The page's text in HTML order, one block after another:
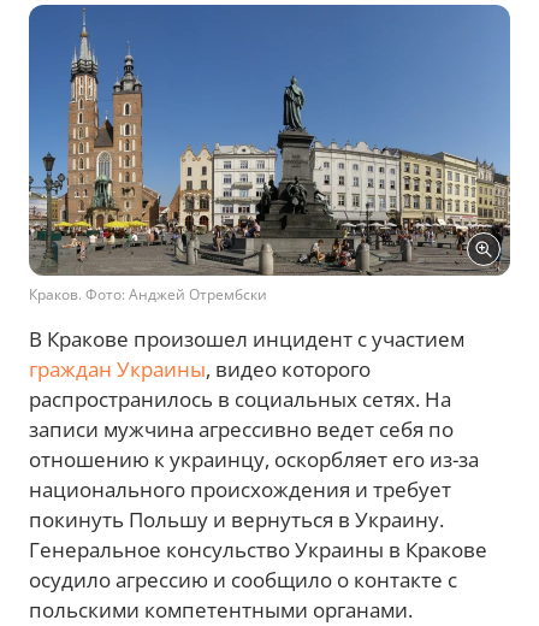
Краков. Фото: Анджей Отрембски
В Кракове произошел инцидент с участием
граждан Украины, видео которого
распространилось в социальных сетях. На
записи мужчина агрессивно ведет себя по
отношению к украинцу, оскорбляет его из-за
национального происхождения и требует
покинуть Польшу и вернуться в Украину.
Генеральное консульство Украины в Кракове
осудило агрессию и сообщило о контакте с
польскими компетентными органами.